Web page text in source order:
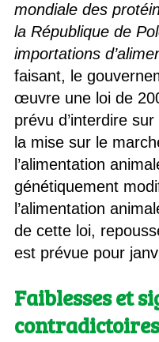
mondiale des
la République de
importations
faisant, le
œuvre une loi de
prévu d’interdire
la mise sur le
l’alimentation
génétiquement
l’alimentation
de cette loi,
est prévue pour
Faiblesses et
contradictoires